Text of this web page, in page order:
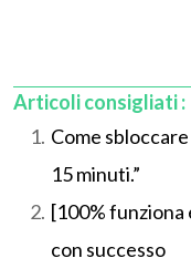
Articoli consigliati :
Come
15 minuti.”
[100%
con successo